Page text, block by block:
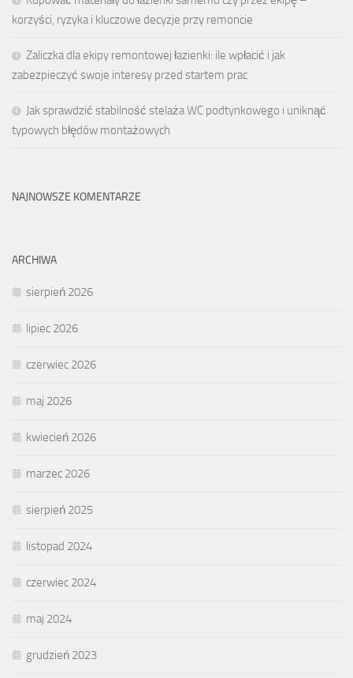
korzyści, ryzyka i kluczowe decyzje przy remoncie
Zaliczka dla ekipy remontowej łazienki: ile wpłacić i jak
zabezpieczyć swoje interesy przed startem prac
Jak sprawdzić stabilność stelaża WC podtynkowego i uniknąć
typowych błędów montażowych
NAJNOWSZE KOMENTARZE
ARCHIWA
sierpień 2026
lipiec 2026
czerwiec 2026
maj 2026
kwiecień 2026
marzec 2026
sierpień 2025
listopad 2024
czerwiec 2024
maj 2024
grudzień 2023